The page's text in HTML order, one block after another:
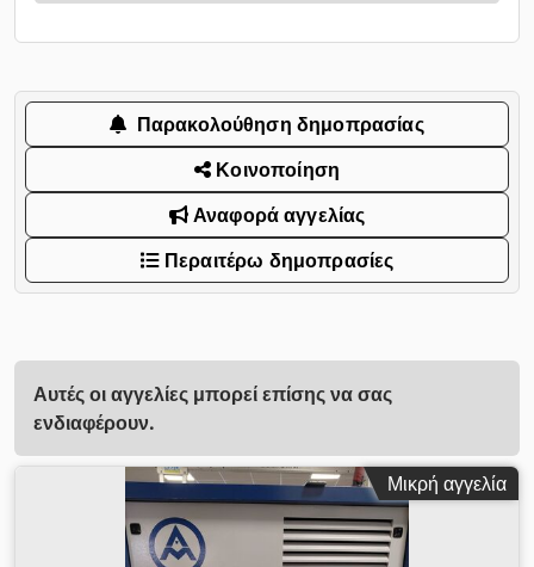
Παρακολούθηση δημοπρασίας
Κοινοποίηση
Αναφορά αγγελίας
Περαιτέρω δημοπρασίες
Αυτές οι αγγελίες μπορεί επίσης να σας
ενδιαφέρουν.
Μικρή αγγελία